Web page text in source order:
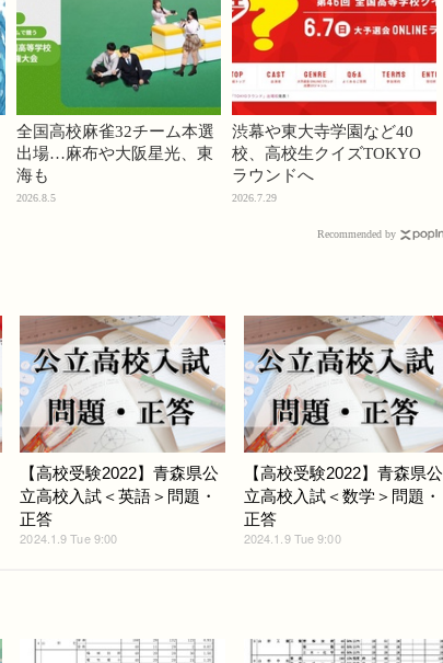
全国高校麻雀32チーム本選
出場…麻布や大阪星光、東
海も
2026.8.5
渋幕や東大寺学園など40
校、高校生クイズTOKYO
ラウンドへ
2026.7.29
Recommended by
【高校受験2022】青森県公
立高校入試＜英語＞問題・
正答
2024.1.9 Tue 9:00
【高校受験2022】青森県公
立高校入試＜数学＞問題・
正答
2024.1.9 Tue 9:00